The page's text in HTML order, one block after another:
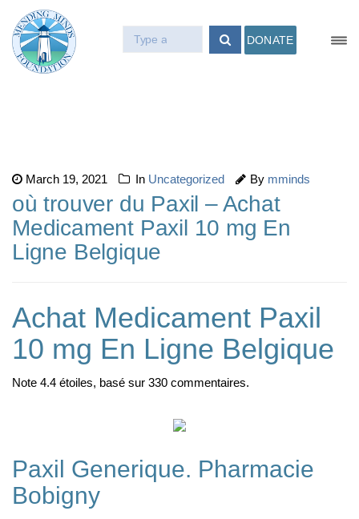
DONATE
March 19, 2021 In Uncategorized By mminds
où trouver du Paxil – Achat
Medicament Paxil 10 mg En
Ligne Belgique
Achat Medicament Paxil
10 mg En Ligne Belgique
Note 4.4 étoiles, basé sur 330 commentaires.
Paxil Generique. Pharmacie
Bobigny